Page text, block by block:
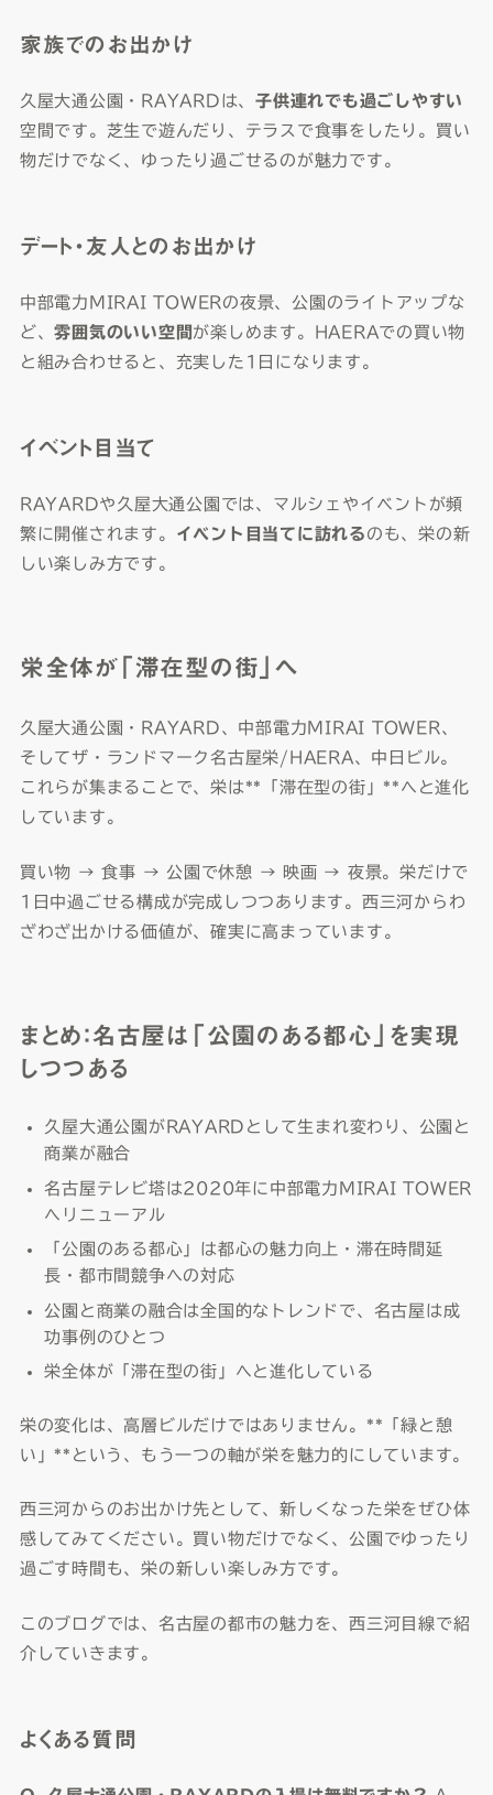
家族でのお出かけ
久屋大通公園・RAYARDは、子供連れでも過ごしやすい
空間です。芝生で遊んだり、テラスで食事をしたり。買い
物だけでなく、ゆったり過ごせるのが魅力です。
デート・友人とのお出かけ
中部電力MIRAI TOWERの夜景、公園のライトアップな
ど、雰囲気のいい空間 が楽しめます。HAERAでの買い物
と組み合わせると、充実した1日になります。
イベント目当て
RAYARDや久屋大通公園では、マルシェやイベントが頻
繁に開催されます。 イベント目当てに訪れる のも、栄の新
しい楽しみ方です。
栄全体が「滞在型の街」へ
久屋大通公園・RAYARD、中部電力MIRAI TOWER、
そしてザ・ランドマーク名古屋栄/HAERA、中日ビル。
これらが集まることで、栄は**「滞在型の街」**へと進化
しています。
買い物 → 食事 → 公園で休憩 → 映画 → 夜景。栄だけで
1日中過ごせる構成が完成しつつあります。西三河からわ
ざわざ出かける価値が、確実に高まっています。
まとめ：名古屋は「公園のある都心」を実現
しつつある
久屋大通公園がRAYARDとして生まれ変わり、公園と
商業が融合
名古屋テレビ塔は2020年に中部電力MIRAI TOWER
へリニューアル
「公園のある都心」は都心の魅力向上・滞在時間延
長・都市間競争への対応
公園と商業の融合は全国的なトレンドで、名古屋は成
功事例のひとつ
栄全体が「滞在型の街」へと進化している
栄の変化は、高層ビルだけではありません。**「緑と憩
い」**という、もう一つの軸が栄を魅力的にしています。
西三河からのお出かけ先として、新しくなった栄をぜひ体
感してみてください。買い物だけでなく、公園でゆったり
過ごす時間も、栄の新しい楽しみ方です。
このブログでは、名古屋の都市の魅力を、西三河目線で紹
介していきます。
よくある質問